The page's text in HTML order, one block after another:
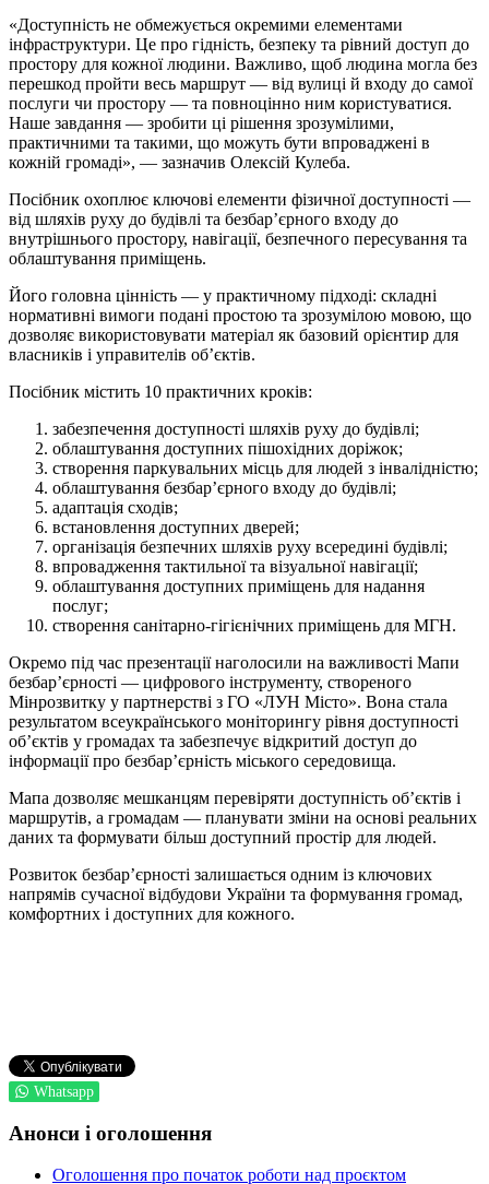
«Доступність не обмежується окремими елементами
інфраструктури. Це про гідність, безпеку та рівний доступ до
простору для кожної людини. Важливо, щоб людина могла без
перешкод пройти весь маршрут — від вулиці й входу до самої
послуги чи простору — та повноцінно ним користуватися.
Наше завдання — зробити ці рішення зрозумілими,
практичними та такими, що можуть бути впроваджені в
кожній громаді», — зазначив Олексій Кулеба.
Посібник охоплює ключові елементи фізичної доступності —
від шляхів руху до будівлі та безбар’єрного входу до
внутрішнього простору, навігації, безпечного пересування та
облаштування приміщень.
Його головна цінність — у практичному підході: складні
нормативні вимоги подані простою та зрозумілою мовою, що
дозволяє використовувати матеріал як базовий орієнтир для
власників і управителів об’єктів.
Посібник містить 10 практичних кроків:
забезпечення доступності шляхів руху до будівлі;
облаштування доступних пішохідних доріжок;
створення паркувальних місць для людей з інвалідністю;
облаштування безбар’єрного входу до будівлі;
адаптація сходів;
встановлення доступних дверей;
організація безпечних шляхів руху всередині будівлі;
впровадження тактильної та візуальної навігації;
облаштування доступних приміщень для надання
послуг;
створення санітарно-гігієнічних приміщень для МГН.
Окремо під час презентації наголосили на важливості Мапи
безбар’єрності — цифрового інструменту, створеного
Мінрозвитку у партнерстві з ГО «ЛУН Місто». Вона стала
результатом всеукраїнського моніторингу рівня доступності
об’єктів у громадах та забезпечує відкритий доступ до
інформації про безбар’єрність міського середовища.
Мапа дозволяє мешканцям перевіряти доступність об’єктів і
маршрутів, а громадам — планувати зміни на основі реальних
даних та формувати більш доступний простір для людей.
Розвиток безбар’єрності залишається одним із ключових
напрямів сучасної відбудови України та формування громад,
комфортних і доступних для кожного.
Whatsapp
Анонси і оголошення
Оголошення про початок роботи над проєктом